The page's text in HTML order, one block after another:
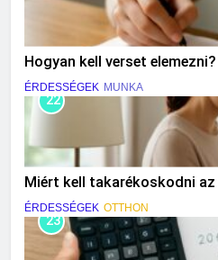
Hogyan kell verset elemezni?
ÉRDESSÉGEK MUNKA
22
Miért kell takarékoskodni az
ÉRDESSÉGEK OTTHON
23